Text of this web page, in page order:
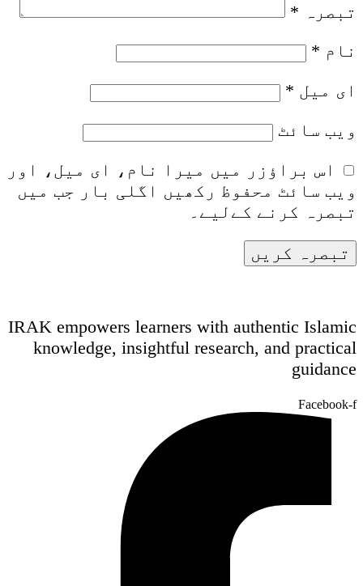
تبصرہ *
نام *
ای میل *
ویب‌ سائٹ
اس براؤزر میں میرا نام، ای میل، اور
ویب سائٹ محفوظ رکھیں اگلی بار جب میں
تبصرہ کرنے کےلیے۔
IRAK empowers learners with authentic Islamic
knowledge, insightful research, and practical
guidance
Facebook-f